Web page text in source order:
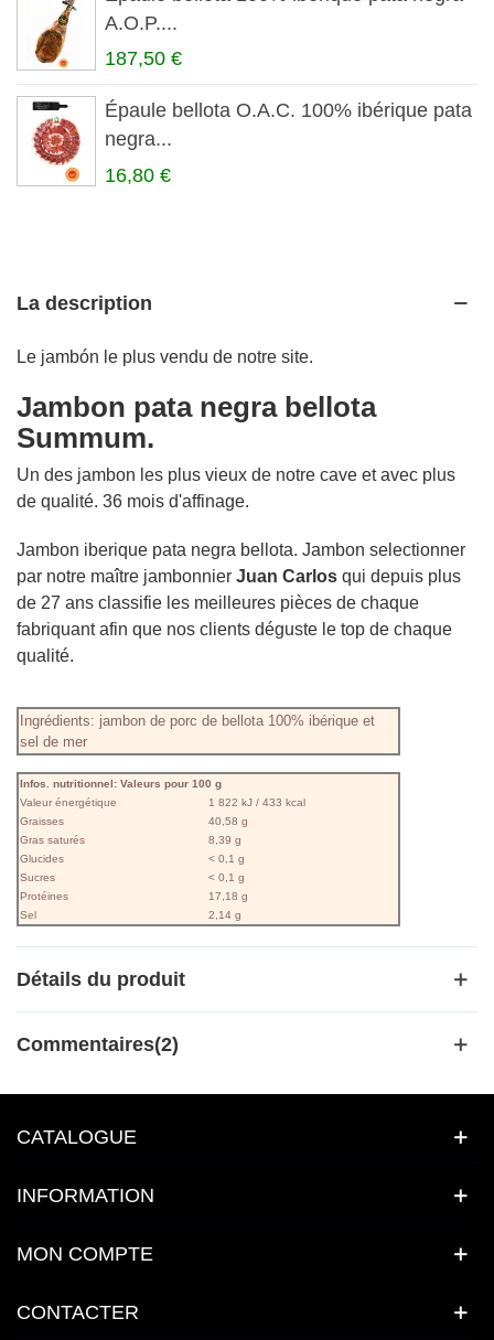
A.O.P....
187,50 €
Épaule bellota O.A.C. 100% ibérique pata
negra...
16,80 €
La description
Le jambón le plus vendu de notre site.
Jambon pata negra bellota
Summum.
Un des jambon les plus vieux de notre cave et avec plus
de qualité. 36 mois d'affinage.
Jambon iberique pata negra bellota. Jambon selectionner
par notre maître jambonnier Juan Carlos qui depuis plus
de 27 ans classifie les meilleures pièces de chaque
fabriquant afin que nos clients déguste le top de chaque
qualité.
Ingrédients: jambon de porc de bellota 100% ibérique et
sel de mer
Infos. nutritionnel: Valeurs pour 100 g
Valeur énergétique
1 822 kJ / 433 kcal
Graisses
40,58 g
Gras saturés
8,39 g
Glucides
< 0,1 g
Sucres
< 0,1 g
Protéines
17,18 g
Sel
2,14 g
Détails du produit
Commentaires(2)
CATALOGUE
INFORMATION
MON COMPTE
CONTACTER